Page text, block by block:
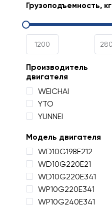
Грузоподъемность, кг
Производитель
двигателя
WEICHAI
YTO
YUNNEI
Модель двигателя
WD10G198E212
WD10G220E21
WD10G220E341
WP10G220E341
WP10G240E341